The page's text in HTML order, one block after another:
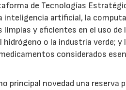
de Tecnologías
artificial, la
y eficientes en el uso de
o la industria verde;
considerados
principal novedad una reserva